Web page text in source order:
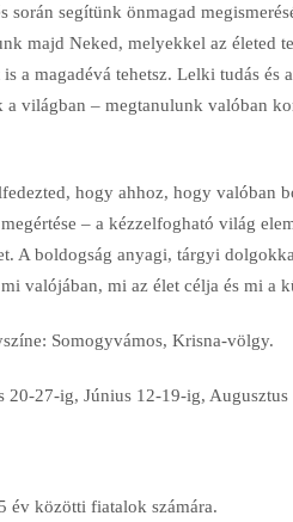
során segítünk önmagad
majd Neked, melyekkel az életed
a magadévá tehetsz. Lelki tudás és
világban – megtanulunk valóban
hogy ahhoz, hogy valóban
– a kézzelfogható világ
A boldogság anyagi, tárgyi
valójában, mi az élet célja és mi a
Somogyvámos, Krisna-völgy.
20-27-ig, Június 12-19-ig,
év közötti fiatalok számára.